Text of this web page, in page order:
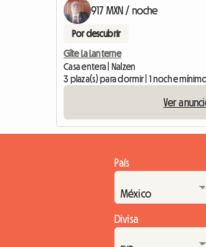
917 MXN / noche
Por descubrir
Gîte La Lanterne
Casa entera | Nalzen
3 plaza(s) para dormir | 1 noche
Ver
País
Divisa